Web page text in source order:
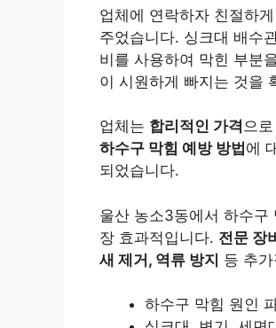
업체에 연락하자 친절하
주었습니다. 싱크대 배수
비를 사용하여 막힌 부분
이 시원하게 빠지는 것을
업체는 합리적인 가격으
하수구 막힘 예방 방법 에
되었습니다.
울산 농소3동에서 하수구
장 효과적입니다. 전문 장
새 제거, 역류 방지 등 추
하수구 막힘 원인